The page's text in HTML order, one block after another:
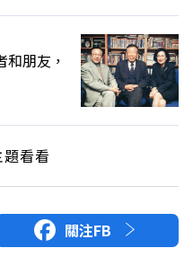
朋友，
看看
關注FB